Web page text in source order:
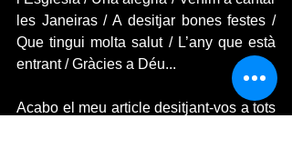
les Janeiras / A desitjar bones festes /
Que tingui molta salut / L’any que està
entrant / Gràcies a Déu...
Acabo el meu article desitjant-vos a tots